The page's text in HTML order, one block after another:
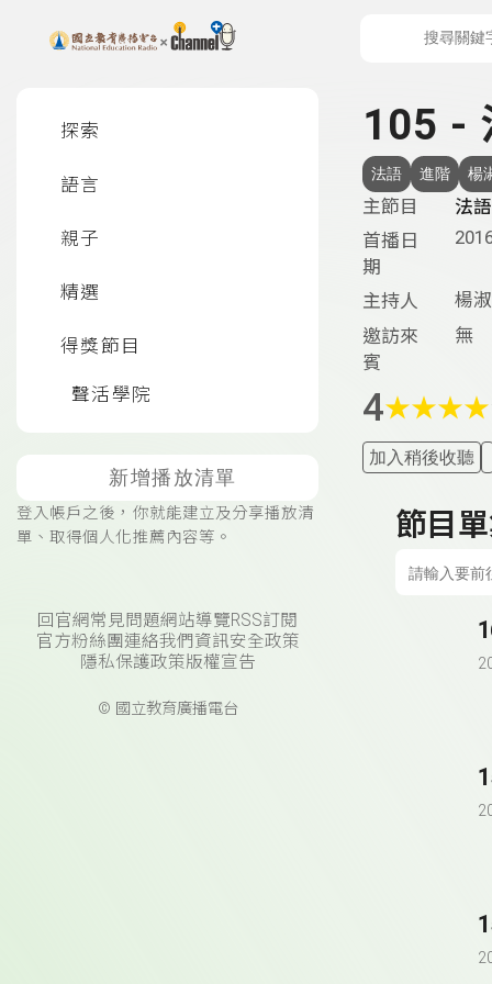
上方功能區塊
探索
語言
親子
精選
得獎節目
聲活學院
新增播放清單
登入帳戶之後，你就能建立及分享播放清
單、取得個人化推薦內容等。
回官網常見問題網站導覽RSS訂閱
官方粉絲團連絡我們 資訊安全政策
隱私保護政策版權宣告
© 國立教育廣播電台
105 -
法語 進階 楊
主節目
法
首播日
期
主持人
楊
邀訪來
賓
無
4★★★★
加入稍後收聽
節目